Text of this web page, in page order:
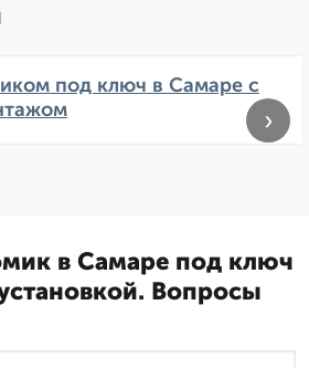
под ключ в Самаре с
›
в Самаре под ключ
Вопросы